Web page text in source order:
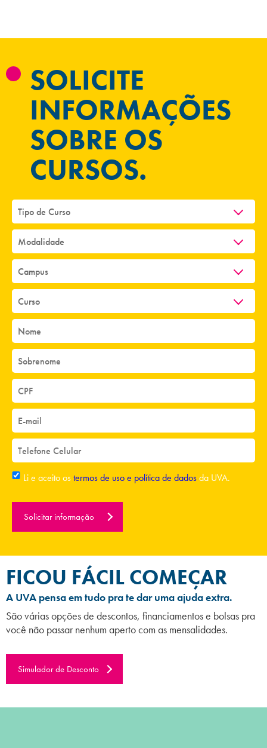
SOLICITE
INFORMAÇÕES
SOBRE OS
CURSOS.
Li e aceito ostermos de uso e política de dadosda UVA.
Solicitar informação
FICOU FÁCIL COMEÇAR
A UVA pensa em tudo pra te dar uma ajuda extra.
São várias opções de descontos, financiamentos e bolsas pra
você não passar nenhum aperto com as mensalidades.
Simulador de Desconto